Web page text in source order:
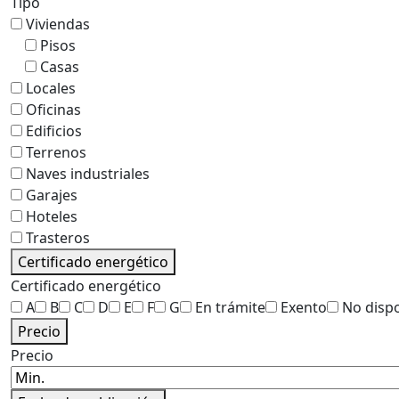
Viviendas
Pisos
Casas
Locales
Oficinas
Edificios
Terrenos
Naves industriales
Garajes
Hoteles
Trasteros
Certificado energético
Certificado energético
A
B C D E F G En trámite Exento
No
Precio
Precio